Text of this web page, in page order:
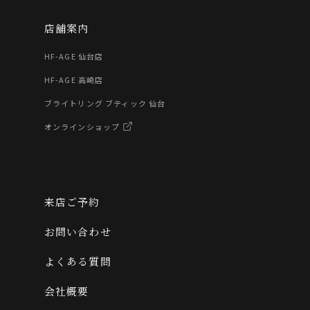
店舗案内
HF-AGE 仙台店
HF-AGE 高崎店
ブライトリング ブティック 仙台
オンラインショップ
来店ご予約
お問い合わせ
よくある質問
会社概要